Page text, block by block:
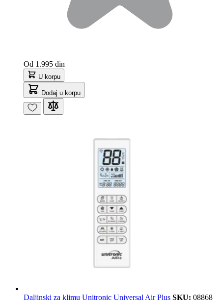
Od 1.995 din
U korpu
Dodaj u korpu
Daljinski za klimu Unitronic Universal Air Plus SKU: 08868